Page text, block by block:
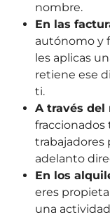
nombre.
En las
autónomo y
les aplicas
retiene ese
ti.
A través del
trabajadores
adelanto
En los
eres
una